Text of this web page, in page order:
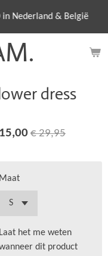
in Nederland & België
dress
€ 29,95
Maat
Laat het me weten
dit product